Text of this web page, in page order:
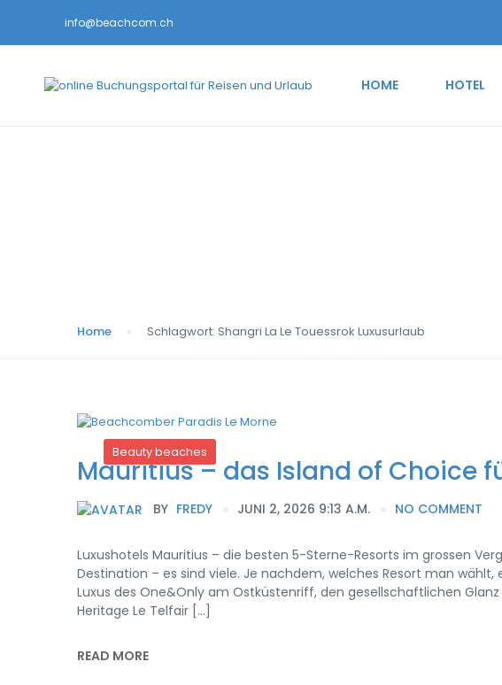
info@beachcom.ch
HOME HOTEL
Home Schlagwort: Shangri La Le Touessrok Luxusurlaub
Beauty beaches
Mauritius – das Island of Choice
BY FREDY JUNI 2, 2026 9:13 A.M. NO COMMENT
Luxushotels Mauritius – die besten 5-Sterne-Resorts im grossen
Destination – es sind viele. Je nachdem, welches Resort man
Luxus des One&Only am Ostküstenriff, den gesellschaftlichen
Heritage Le Telfair […]
READ MORE